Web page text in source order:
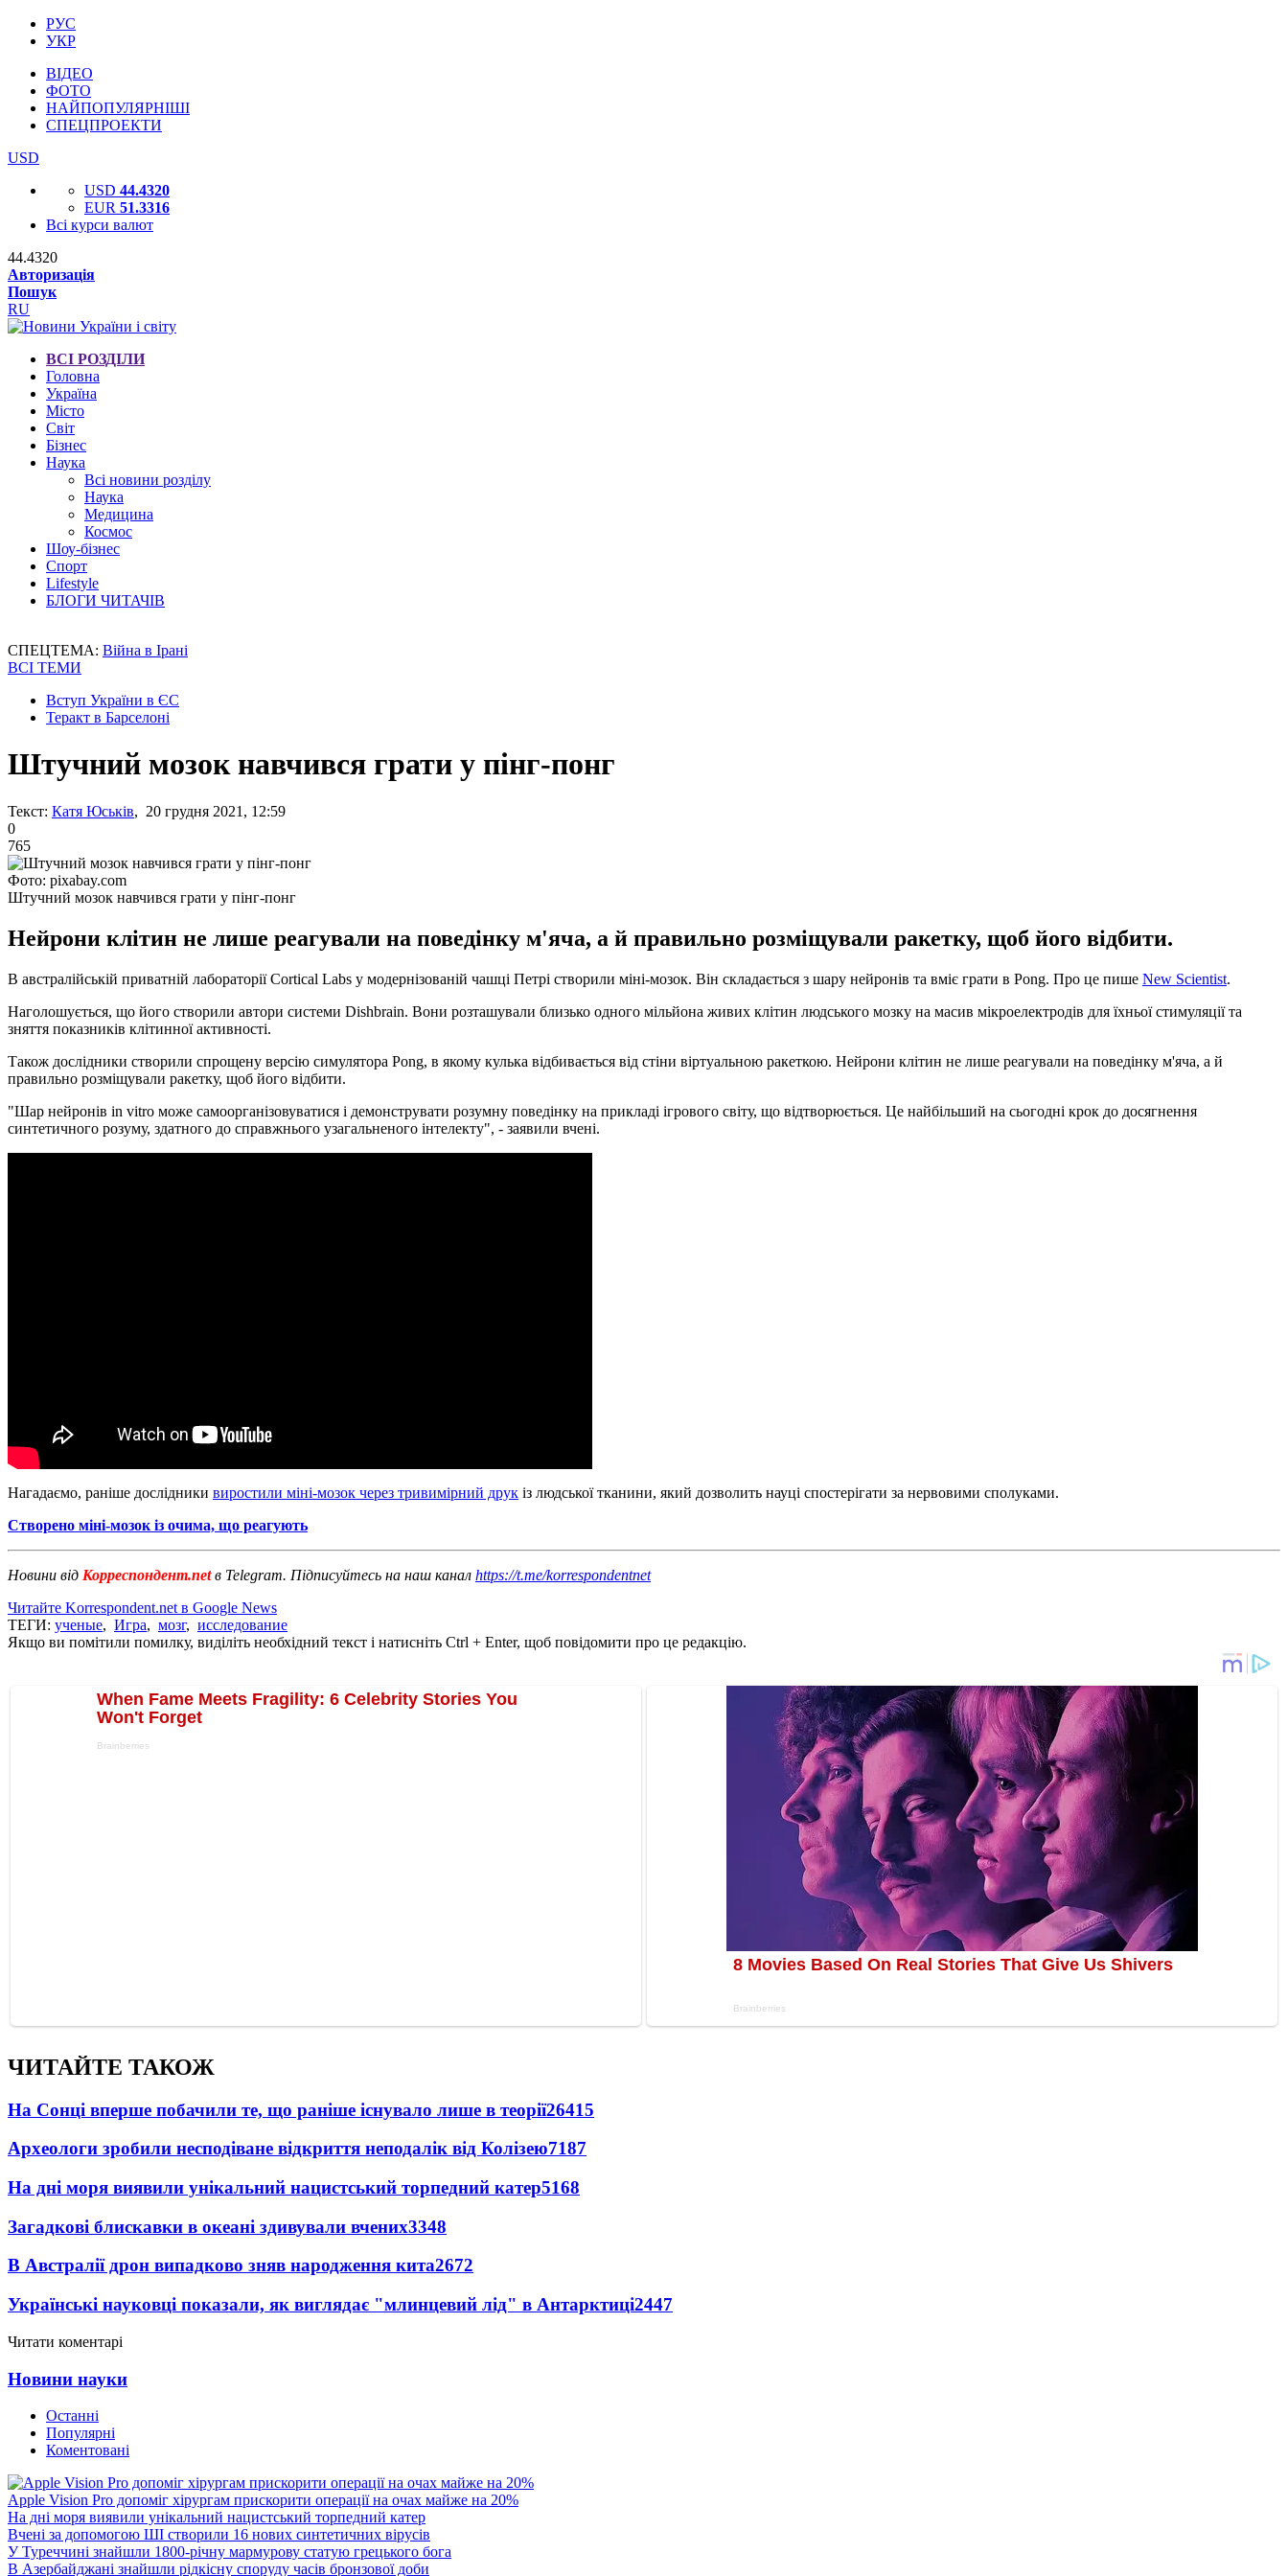
РУС
УКР
ВІДЕО
ФОТО
НАЙПОПУЛЯРНІШІ
СПЕЦПРОЕКТИ
USD
USD 44.4320
EUR 51.3316
Всі курси валют
44.4320
Авторизація
Пошук
RU
ВСІ РОЗДІЛИ
Головна
Україна
Місто
Світ
Бізнес
Наука
Всі новини розділу
Наука
Медицина
Космос
Шоу-бізнес
Спорт
Lifestyle
БЛОГИ ЧИТАЧІВ
СПЕЦТЕМА: Війна в Ірані
ВСІ ТЕМИ
Вступ України в ЄС
Теракт в Барселоні
Штучний мозок навчився грати у пінг-понг
Текст: Катя Юськів, 20 грудня 2021, 12:59
0
765
Фото: pixabay.com
Штучний мозок навчився грати у пінг-понг
Нейрони клітин не лише реагували на поведінку м'яча, а й правильно розміщували ракетку, щоб його відбити.
В австралійській приватній лабораторії Cortical Labs у модернізованій чашці Петрі створили міні-мозок. Він складається з шару нейронів та вміє грати в Pong. Про це пише New Scientist.
Наголошується, що його створили автори системи Dishbrain. Вони розташували близько одного мільйона живих клітин людського мозку на масив мікроелектродів для їхньої стимуляції та
зняття показників клітинної активності.
Також дослідники створили спрощену версію симулятора Pong, в якому кулька відбивається від стіни віртуальною ракеткою. Нейрони клітин не лише реагували на поведінку м'яча, а й
правильно розміщували ракетку, щоб його відбити.
"Шар нейронів in vitro може самоорганізовуватися і демонструвати розумну поведінку на прикладі ігрового світу, що відтворюється. Це найбільший на сьогодні крок до досягнення
синтетичного розуму, здатного до справжнього узагальненого інтелекту", - заявили вчені.
Нагадаємо, раніше дослідники виростили міні-мозок через тривимірний друк із людської тканини, який дозволить науці спостерігати за нервовими сполуками.
Створено міні-мозок із очима, що реагують
Новини від Корреспондент.netв Telegram. Підписуйтесь на наш канал https://t.me/korrespondentnet
Читайте Korrespondent.net в Google News
ТЕГИ: ученые, Игра, мозг, исследование
Якщо ви помітили помилку, виділіть необхідний текст і натисніть Ctrl + Enter, щоб повідомити про це редакцію.
ЧИТАЙТЕ ТАКОЖ
На Сонці вперше побачили те, що раніше існувало лише в теорії26415
Археологи зробили несподіване відкриття неподалік від Колізею7187
На дні моря виявили унікальний нацистський торпедний катер5168
Загадкові блискавки в океані здивували вчених3348
В Австралії дрон випадково зняв народження кита2672
Українські науковці показали, як виглядає "млинцевий лід" в Антарктиці2447
Читати коментарі
Новини науки
Останні
Популярні
Коментовані
Apple Vision Pro допоміг хірургам прискорити операції на очах майже на 20%
На дні моря виявили унікальний нацистський торпедний катер
Вчені за допомогою ШІ створили 16 нових синтетичних вірусів
У Туреччині знайшли 1800-річну мармурову статую грецького бога
В Азербайджані знайшли рідкісну споруду часів бронзової доби